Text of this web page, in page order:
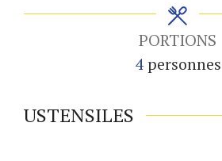
PORTIONS
4 personnes
USTENSILES